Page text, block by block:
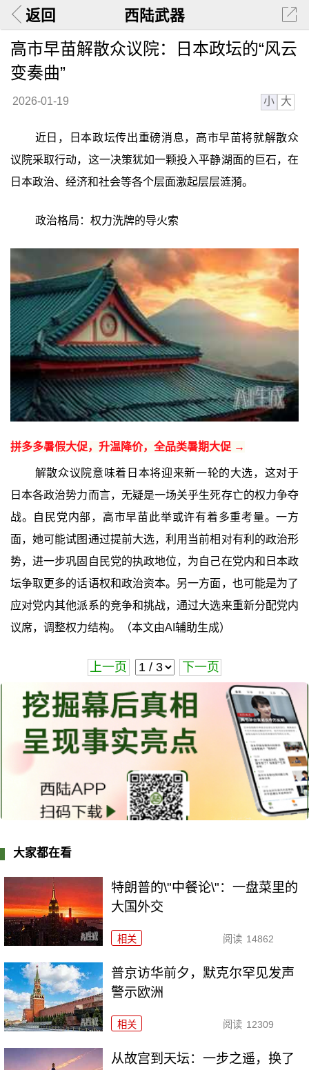
返回 西陆武器
高市早苗解散众议院：日本政坛的“风云
变奏曲”
2026-01-19 小 大
近日，日本政坛传出重磅消息，高市早苗将就解散众
议院采取行动，这一决策犹如一颗投入平静湖面的巨石，在
日本政治、经济和社会等各个层面激起层层涟漪。
政治格局：权力洗牌的导火索
拼多多暑假大促，升温降价，全品类暑期大促 →
解散众议院意味着日本将迎来新一轮的大选，这对于
日本各政治势力而言，无疑是一场关乎生死存亡的权力争夺
战。自民党内部，高市早苗此举或许有着多重考量。一方
面，她可能试图通过提前大选，利用当前相对有利的政治形
势，进一步巩固自民党的执政地位，为自己在党内和日本政
坛争取更多的话语权和政治资本。另一方面，也可能是为了
应对党内其他派系的竞争和挑战，通过大选来重新分配党内
议席，调整权力结构。（本文由AI辅助生成）
上一页 下一页
大家都在看
特朗普的\"中餐论\"：一盘菜里的
大国外交
相关 阅读 14862
普京访华前夕，默克尔罕见发声
警示欧洲
相关 阅读 12309
从故宫到天坛：一步之遥，换了